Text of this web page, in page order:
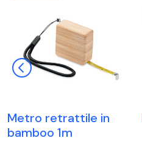
Metro retrattile in
bamboo 1m